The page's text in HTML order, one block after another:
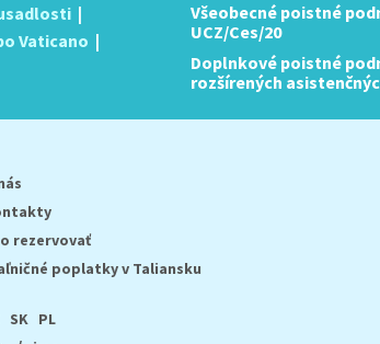
|
Vaticano |
Všeobecné poistné
UCZ/Ces/20
Doplnkové poistné
rozšírených
rezervovať
poplatky v Taliansku
SK PL